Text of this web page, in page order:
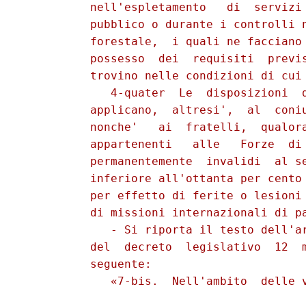
nell'espletamento   di
pubblico o durante i controlli
forestale,  i quali ne
possesso  dei  requisiti
trovino nelle condizioni di cui
4-quater  Le  disposizioni
applicano,  altresi',  al
nonche'   ai  fratelli,
appartenenti   alle   Forze
permanentemente  invalidi  al
inferiore all'ottanta per
per effetto di ferite o
di missioni internazionali di
- Si riporta il testo
del  decreto  legislativo  12
          seguente:
«7-bis.  Nell'ambito  delle